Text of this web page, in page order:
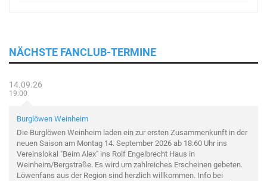
NÄCHSTE FANCLUB-TERMINE
14.09.26
19:00
Burglöwen Weinheim
Die Burglöwen Weinheim laden ein zur ersten Zusammenkunft in der
neuen Saison am Montag 14. September 2026 ab 18:60 Uhr ins
Vereinslokal "Beim Alex" ins Rolf Engelbrecht Haus in
Weinheim/Bergstraße. Es wird um zahlreiches Erscheinen gebeten.
Löwenfans aus der Region sind herzlich willkommen. Info bei